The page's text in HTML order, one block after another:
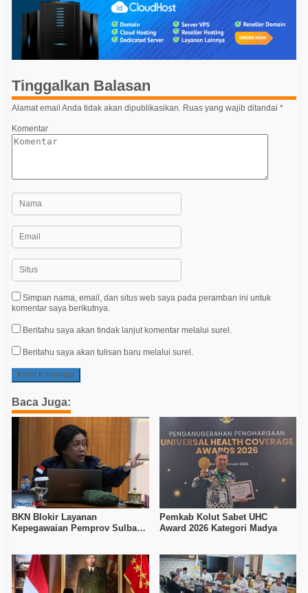
i
p
o
s
Tinggalkan Balasan
Alamat email Anda tidak akan dipublikasikan. Ruas yang wajib ditandai *
Komentar
Simpan nama, email, dan situs web saya pada peramban ini untuk
komentar saya berikutnya.
Beritahu saya akan tindak lanjut komentar melalui surel.
Beritahu saya akan tulisan baru melalui surel.
Baca Juga:
BKN Blokir Layanan
Kepegawaian Pemprov Sulbar
Pemkab Kolut Sabet UHC
Award 2026 Kategori Madya